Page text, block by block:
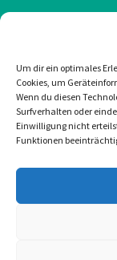
Um dir ein optimales
Cookies, um
Wenn du diesen
Surfverhalten oder
Einwilligung nicht
Funktionen
Impressum
Cookie-
Mail: